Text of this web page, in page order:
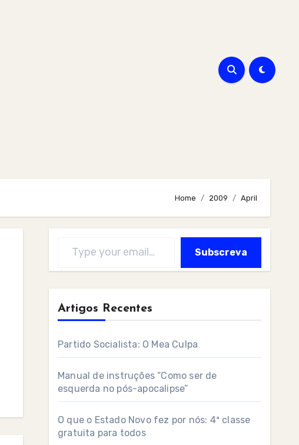
Home 2009 April
Subscreva
Artigos Recentes
Partido Socialista: O Mea Culpa
Manual de instruções “Como ser de
esquerda no pós-apocalipse”
O que o Estado Novo fez por nós: 4ª classe
gratuita para todos